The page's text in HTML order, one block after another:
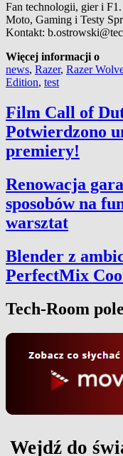
Fan technologii, gier i
Moto, Gaming i Testy
Kontakt:
Więcej informacji o
news, Razer, Razer
Edition, test
Film Call of
Potwierdzono
premiery!
Renowacja
sposobów na
warsztat
Blender z
PerfectMix
Tech-Room
Wejdź do